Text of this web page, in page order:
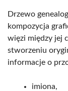
Drzewo
kompozycja
więzi między jej
stworzeniu
informacje o
imiona,